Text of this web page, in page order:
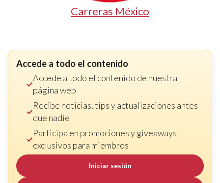
Carreras México
Accede a todo el contenido
Accede a todo el contenido de nuestra
página web
Recibe noticias, tips y actualizaciones antes
que nadie
Participa en promociones y giveaways
exclusivos para miembros
Iniciar sesión